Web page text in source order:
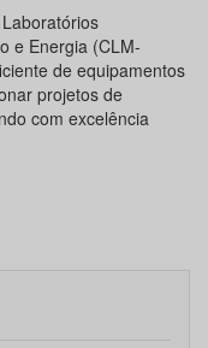
e Energia (CLM-
de equipamentos
projetos de
com excelência